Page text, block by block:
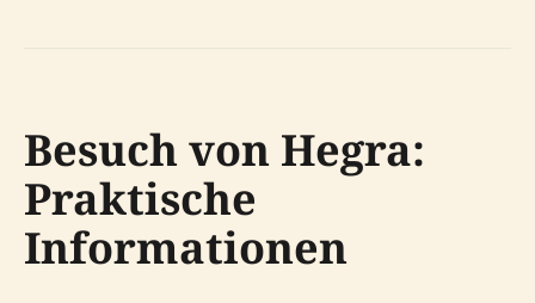
Besuch von Hegra:
Praktische
Informationen